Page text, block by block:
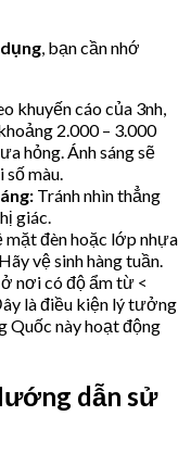
, bạn cần nhớ
khuyến cáo của 3nh,
2.000 – 3.000
hỏng. Ánh sáng sẽ
số màu.
Tránh nhìn thẳng
giác.
mặt đèn hoặc lớp nhựa
vệ sinh hàng tuần.
nơi có độ ẩm từ <
là điều kiện lý tưởng
Quốc này hoạt động
dẫn sử